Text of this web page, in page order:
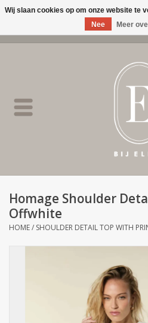
BIJ ELISE
SALE
Merken
Homage Shoulder
Offwhite
HOME/ SHOULDER DETAIL TOP WITH
Wij slaan cookies op om onze website te
Nee
Meer